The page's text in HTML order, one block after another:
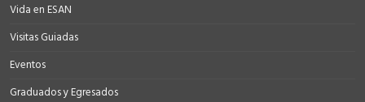
Vida en ESAN
Visitas Guiadas
Eventos
Graduados y Egresados